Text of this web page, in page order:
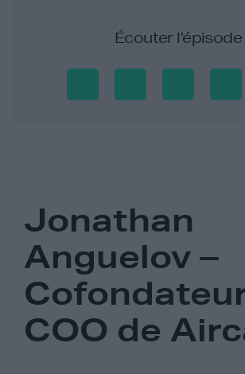
Écouter l’épisode
Jonathan
Anguelov –
COO de